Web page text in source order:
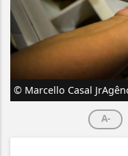
© Marcello Casal
A-